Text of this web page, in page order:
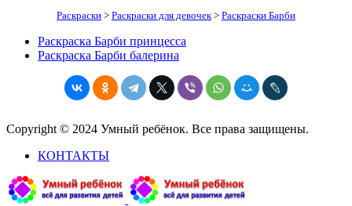
Раскраски > Раскраски для девочек > Раскраски Барби
Раскраска Барби принцесса
Раскраска Барби балерина
Copyright © 2024 Умный ребёнок. Все права защищены.
КОНТАКТЫ